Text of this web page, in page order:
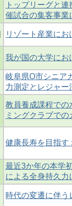
トップリーグと
催試合の集客事業
リゾート産業に
我が国の大学にお
岐阜県O市シニア
力測定とレジャー
教員養成課程での
ミングクラブで
健康長寿を目指す
最近3か年の本学
による全身持久力
時代の変遷に伴